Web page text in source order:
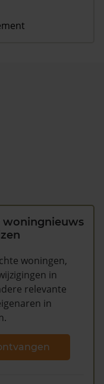
woningnieuws
woningen,
in
relevante
in